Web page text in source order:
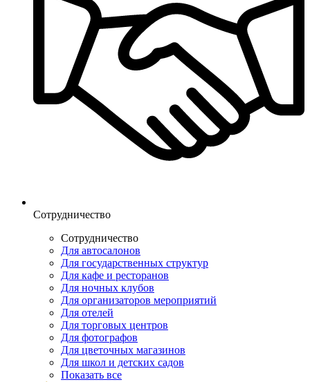
Сотрудничество
Сотрудничество
Для автосалонов
Для государственных структур
Для кафе и ресторанов
Для ночных клубов
Для организаторов мероприятий
Для отелей
Для торговых центров
Для фотографов
Для цветочных магазинов
Для школ и детских садов
Показать все